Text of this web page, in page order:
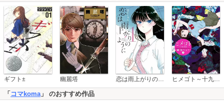
ギフト± 幽麗塔 恋は雨上がりのように ヒメゴト～十九歳の制服～
「 コマkoma」 のおすすめ作品